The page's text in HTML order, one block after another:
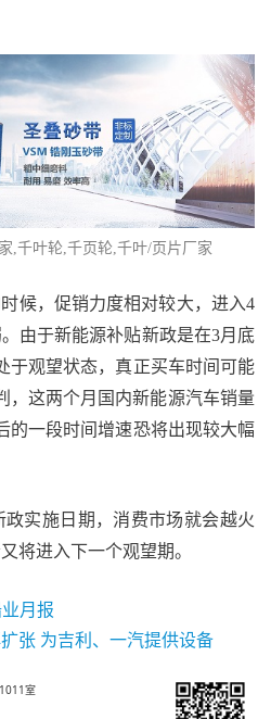
,千叶轮,千页轮,千叶/页片厂家
候，促销力度相对较大，进入4
由于新能源补贴新政是在3月底
于观望状态，真正买车时间可能
，这两个月国内新能源汽车销量
的一段时间增速恐将出现较大幅
实施日期，消费市场就会越火
将进入下一个观望期。
月报
张 为吉利、一汽提供设备
室